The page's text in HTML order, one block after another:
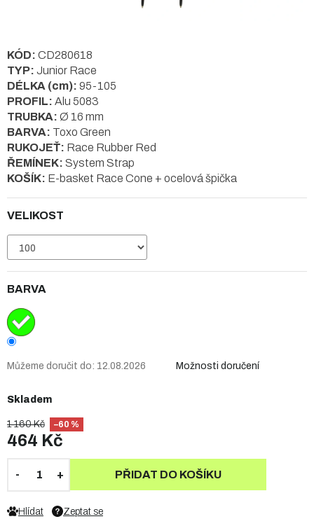
1 160 Kč –60 %
464 Kč
Skladem
VELIKOST
BARVA
Můžeme doručit do: 12.08.2026 Možnosti doručení
PŘIDAT DO KOŠÍKU
KÓD: CD280618
TYP: Junior Race
DÉLKA (cm): 95-105
PROFIL: Alu 5083
TRUBKA: Ø 16 mm
BARVA: Toxo Green
RUKOJEŤ: Race Rubber Red
ŘEMÍNEK: System Strap
KOŠÍK: E-basket Race Cone + ocelová špička
Zeptat se
Hlídat